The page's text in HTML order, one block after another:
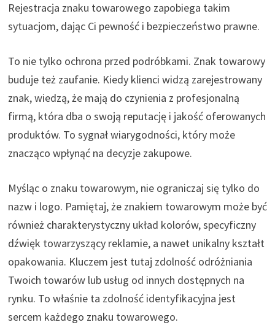
Rejestracja znaku towarowego zapobiega takim
sytuacjom, dając Ci pewność i bezpieczeństwo prawne.
To nie tylko ochrona przed podróbkami. Znak towarowy
buduje też zaufanie. Kiedy klienci widzą zarejestrowany
znak, wiedzą, że mają do czynienia z profesjonalną
firmą, która dba o swoją reputację i jakość oferowanych
produktów. To sygnał wiarygodności, który może
znacząco wpłynąć na decyzje zakupowe.
Myśląc o znaku towarowym, nie ograniczaj się tylko do
nazw i logo. Pamiętaj, że znakiem towarowym może być
również charakterystyczny układ kolorów, specyficzny
dźwięk towarzyszący reklamie, a nawet unikalny kształt
opakowania. Kluczem jest tutaj zdolność odróżniania
Twoich towarów lub usług od innych dostępnych na
rynku. To właśnie ta zdolność identyfikacyjna jest
sercem każdego znaku towarowego.